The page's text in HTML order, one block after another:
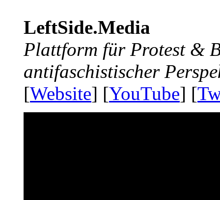
LeftSide.Media
Plattform für Protest &
antifaschistischer
[Website] [YouTube] [